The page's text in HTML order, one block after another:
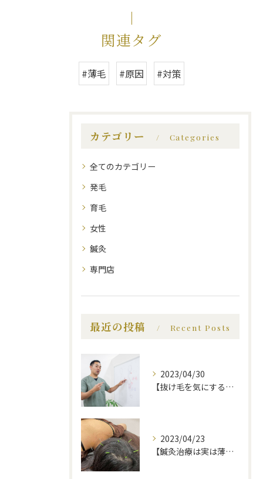
関連タグ
#薄毛 #原因 #対策
カテゴリー Categories
全てのカテゴリー
発毛
育毛
女性
鍼灸
専門店
最近の投稿 Recent Posts
2023/04/30
【抜け毛を気にする前に、知っておいてほしい事】福岡市で薄毛治療｜福岡薄毛専門鍼灸センター
2023/04/23
【鍼灸治療は実は薄毛に効果的】福岡市で薄毛治療｜福岡薄毛専門鍼灸センター